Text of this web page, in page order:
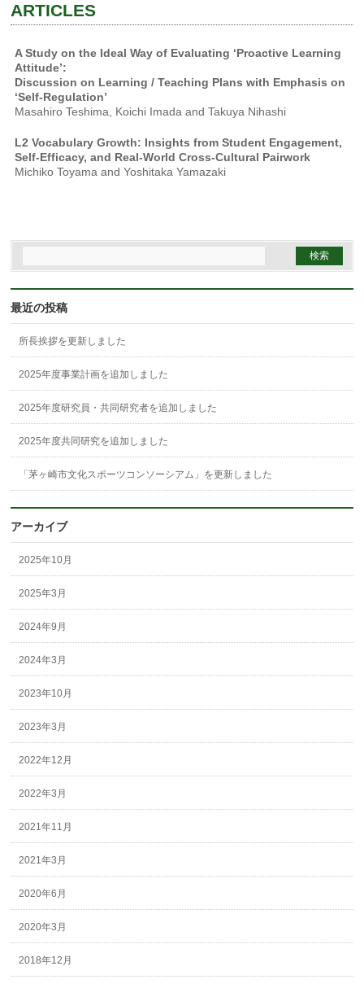
ARTICLES
A Study on the Ideal Way of Evaluating ‘Proactive Learning
Attitude’:
Discussion on Learning / Teaching Plans with Emphasis on
‘Self-Regulation’
Masahiro Teshima, Koichi Imada and Takuya Nihashi
L2 Vocabulary Growth: Insights from Student Engagement,
Self-Efficacy, and Real-World Cross-Cultural Pairwork
Michiko Toyama and Yoshitaka Yamazaki
最近の投稿
所長挨拶を更新しました
2025年度事業計画を追加しました
2025年度研究員・共同研究者を追加しました
2025年度共同研究を追加しました
「茅ヶ崎市文化スポーツコンソーシアム」を更新しました
アーカイブ
2025年10月
2025年3月
2024年9月
2024年3月
2023年10月
2023年3月
2022年12月
2022年3月
2021年11月
2021年3月
2020年6月
2020年3月
2018年12月